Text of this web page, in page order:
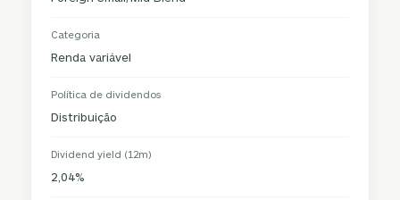
Categoria
Renda variável
Política de dividendos
Distribuição
Dividend yield (12m)
2,04%